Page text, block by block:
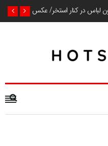
لباس در کنار استخر/ عکس